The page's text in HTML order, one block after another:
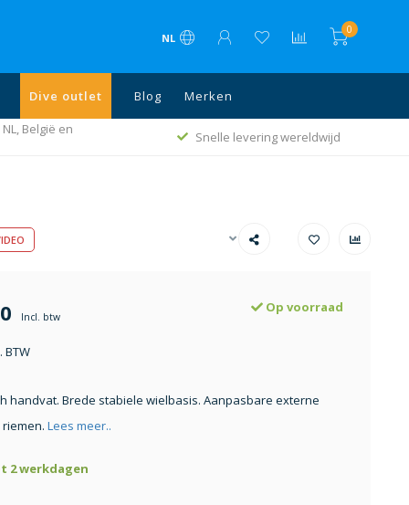
NL
0
Dive outlet Blog Merken
België en
Snelle levering wereldwijd
Incl. btw
BTW
Op voorraad
handvat. Brede stabiele wielbasis. Aanpasbare externe
Lees meer..
2 werkdagen